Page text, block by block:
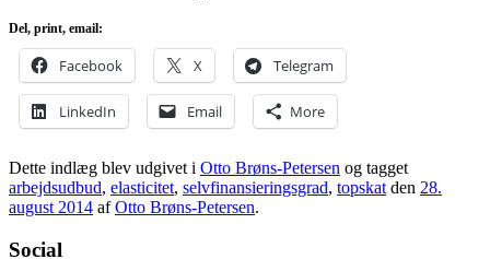
Del, print, email:
Facebook X Telegram
LinkedIn Email More
Dette indlæg blev udgivet i Otto Brøns-Petersen og tagget
arbejdsudbud, elasticitet, selvfinansieringsgrad, topskat den 28.
august 2014 afOtto Brøns-Petersen.
Social